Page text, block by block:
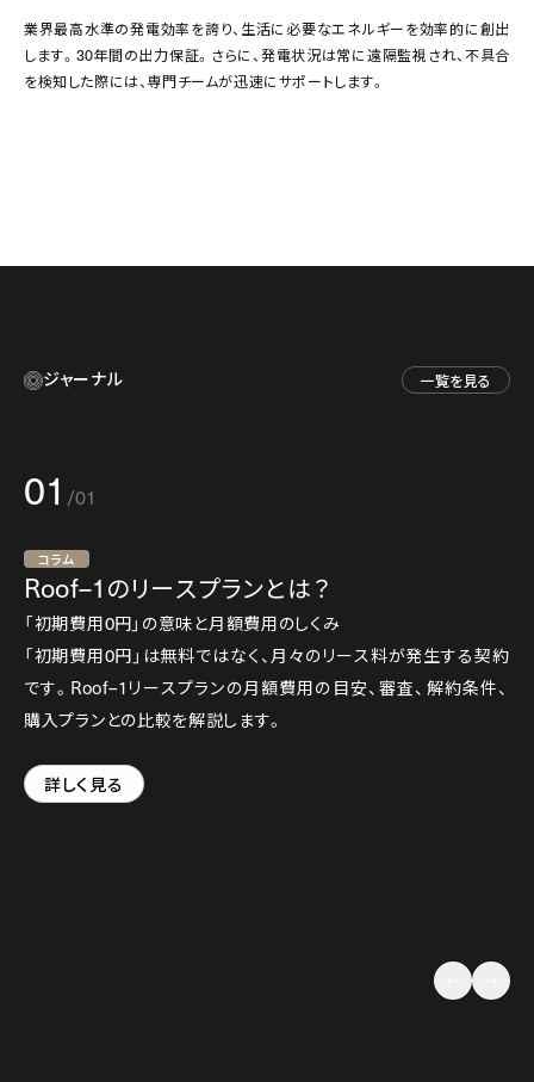
業界最高水準の発電効率を誇り、生活に必要なエネルギーを効率的に創出
します。 30年間の出力保証。さらに、発電状況は常に遠隔監視され、不具合
を検知した際には、専門チームが迅速にサポートします。
ジャーナル 一覧を見る
01 /01
コラム
Roof–1 のリースプランとは？
「初期費用0円」の意味と月額費用のしくみ
「初期費用0円」は無料ではなく、月々のリース料が発生する契約
です。 Roof–1 リースプランの月額費用の目安、審査、解約条件、
購入プランとの比較を解説します。
詳しく見る